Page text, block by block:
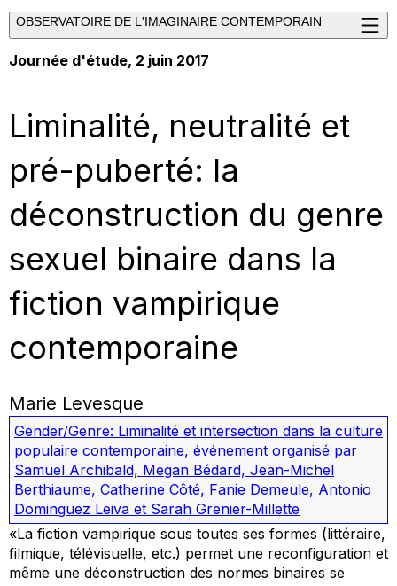
OBSERVATOIRE DE L'IMAGINAIRE CONTEMPORAIN
Journée d'étude, 2 juin 2017
Liminalité, neutralité et
pré-puberté: la
déconstruction du genre
sexuel binaire dans la
fiction vampirique
contemporaine
Marie Levesque
Gender/Genre: Liminalité et intersection dans la culture
populaire contemporaine, événement organisé par
Samuel Archibald, Megan Bédard, Jean-Michel
Berthiaume, Catherine Côté, Fanie Demeule, Antonio
Dominguez Leiva et Sarah Grenier-Millette
«La fiction vampirique sous toutes ses formes (littéraire,
filmique, télévisuelle, etc.) permet une reconfiguration et
même une déconstruction des normes binaires se